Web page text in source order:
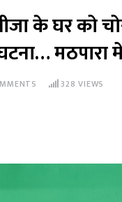
के घर को
मठपारा
328 VIEWS